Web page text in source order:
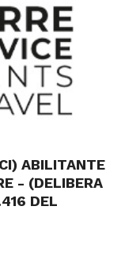
ABILITANTE
- (DELIBERA
DEL